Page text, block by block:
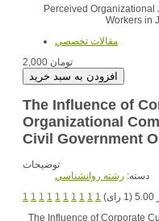
Perceived Organizational
Workers in
مقالات تخصصي
2,000 تومان
The Influence of
Organizational
Civil Government
توضیحات
دسته: رشته روانشناسي
1 1 1 1 1 1 1 1 1 1
The Influence of Corporate